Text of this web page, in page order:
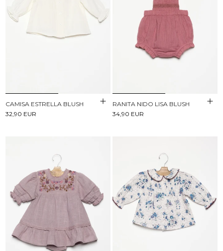
CAMISA ESTRELLA BLUSH
32,90 EUR
RANITA NIDO LISA BLUSH
34,90 EUR